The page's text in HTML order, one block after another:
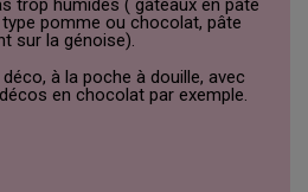
trop humides ( gâteaux en pâte
pomme ou chocolat, pâte
sur la génoise).
à la poche à douille, avec
en chocolat par exemple.